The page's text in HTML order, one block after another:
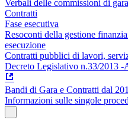
Verbali delle commissioni di gara
Contratti
Fase esecutiva
Resoconti della gestione
esecuzione
Contratti pubblici di lavori,
Decreto Legislativo n.33/2013 -
Bandi di Gara e Contratti dal
Informazioni sulle singole